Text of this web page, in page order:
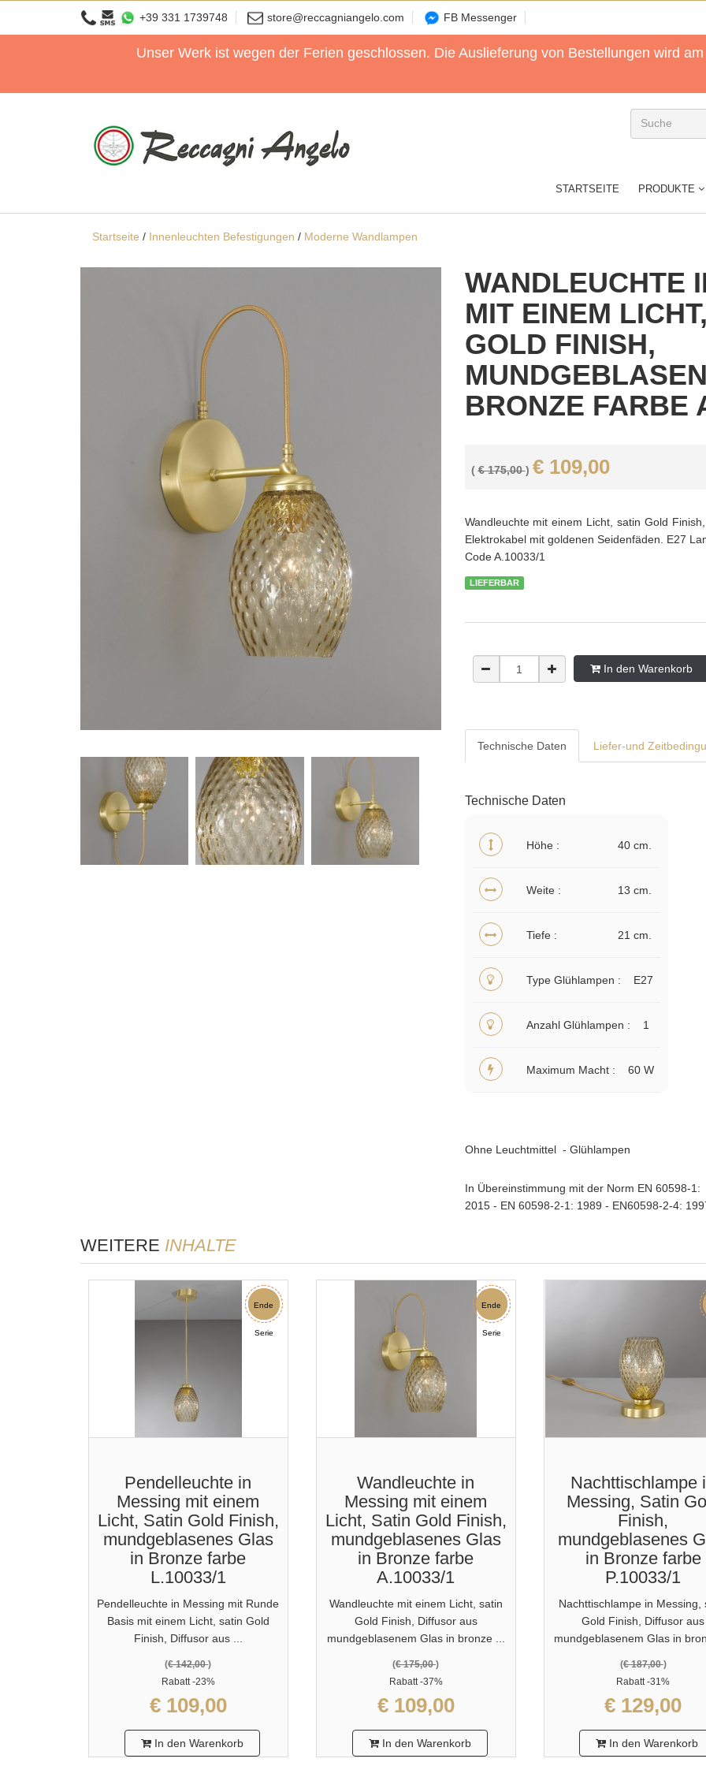
+39 331 1739748 store@reccagniangelo.com FB Messenger
Unser Werk ist wegen der Ferien geschlossen. Die Auslieferung von Bestellungen wird
STARTSEITE PRODUKTE
Startseite / Innenleuchten Befestigungen / Moderne Wandlampen
WANDLEUCHTE
MIT EINEM
GOLD FINISH,
BRONZE FARBE
(€ 175,00) € 109,00
Wandleuchte mit einem Licht, satin Gold
Elektrokabel mit goldenen Seidenfäden. E27
Code A.10033/1
LIEFERBAR
In den Warenkorb
Technische Daten Liefer-und
Technische Daten
Höhe 40 cm.
Weite 13 cm.
Tiefe 21 cm.
Type Glühlampen E27
Anzahl Glühlampen 1
Maximum Macht 60 W
Ohne Leuchtmittel - Glühlampen
In Übereinstimmung mit der Norm EN 60598-1:
2015 - EN 60598-2-1: 1989 - EN60598-2-4:
WEITERE INHALTE
Rabatt
Ende
Serie
Pendelleuchte in
Messing mit einem
Licht, Satin Gold Finish,
mundgeblasenes Glas
in Bronze farbe
L.10033/1
Pendelleuchte in Messing mit Runde
Basis mit einem Licht, satin Gold
Finish, Diffusor aus ...
(€ 142,00)
Rabatt-23%
€ 109,00
In den Warenkorb
Rabatt
Ende
Serie
Wandleuchte in
Messing mit einem
Licht, Satin Gold Finish,
mundgeblasenes Glas
in Bronze farbe
A.10033/1
Wandleuchte mit einem Licht, satin
Gold Finish, Diffusor aus
mundgeblasenem Glas in bronze ...
(€ 175,00)
Rabatt-37%
€ 109,00
In den Warenkorb
Nachttischlampe
Messing, Satin
Finish,
mundgeblasenes
in Bronze farbe
P.10033/1
Nachttischlampe in Messing,
Gold Finish, Diffusor aus
mundgeblasenem Glas in
(€ 187,00)
Rabatt-31%
€ 129,00
In den Warenkorb